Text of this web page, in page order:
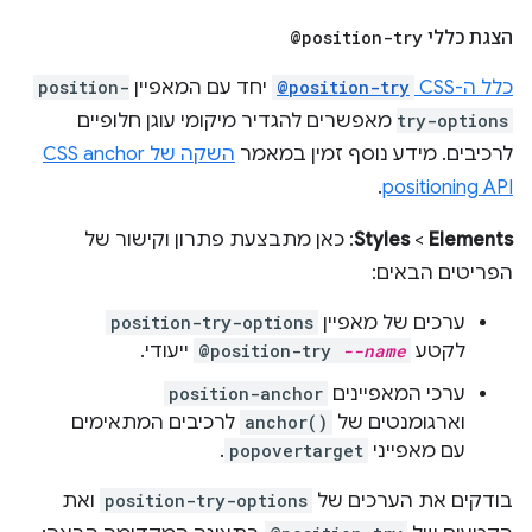
הצגת כללי @position-try
כלל ה-CSS @position-try יחד עם המאפיין position-
try-options מאפשרים להגדיר מיקומי עוגן חלופיים
לרכיבים. מידע נוסף זמין במאמר
השקה של CSS anchor
positioning API
.
Elements
‏ >
Styles: כאן מתבצעת פתרון וקישור של
הפריטים הבאים:
ערכים של מאפיין position-try-options
לקטע @position-try --name
ייעודי.
ערכי המאפיינים position-anchor
וארגומנטים של anchor() לרכיבים המתאימים
עם מאפייני popovertarget
.
בודקים את הערכים של position-try-options ואת